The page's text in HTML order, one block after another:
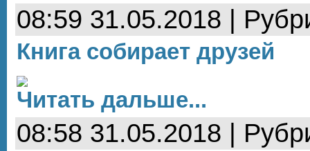
08:59 31.05.2018 |
Книга собирает друзей
Читать дальше...
08:58 31.05.2018 |